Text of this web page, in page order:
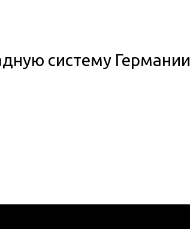
систему Германии